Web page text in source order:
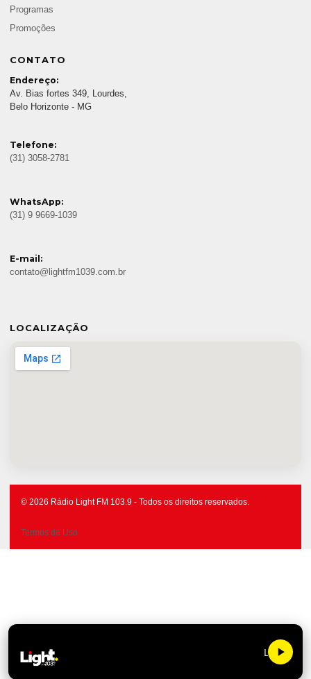
Programas
Promoções
CONTATO
Endereço:
Av. Bias fortes 349, Lourdes,
Belo Horizonte - MG
Telefone:
(31) 3058-2781
WhatsApp:
(31) 9 9669-1039
E-mail:
contato@lightfm1039.com.br
LOCALIZAÇÃO
© 2026 Rádio Light FM 103.9 - Todos os direitos reservados.
Termos de Uso
Light FM